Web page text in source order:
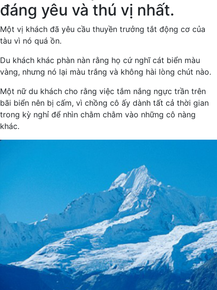
đáng yêu và thú vị nhất.
Một vị khách đã yêu cầu thuyền trưởng tắt động cơ của
tàu vì nó quá ồn.
Du khách khác phàn nàn rằng họ cứ nghĩ cát biển màu
vàng, nhưng nó lại màu trắng và không hài lòng chút nào.
Một nữ du khách cho rằng việc tắm nắng ngực trần trên
bãi biển nên bị cấm, vì chồng cô ấy dành tất cả thời gian
trong kỳ nghỉ để nhìn chằm chằm vào những cô nàng
khác.